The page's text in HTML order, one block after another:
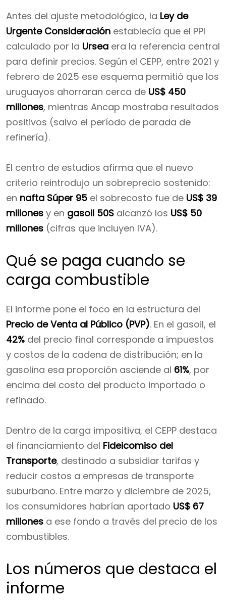
Antes del ajuste metodológico, la Ley de
Urgente Consideración establecía que el PPI
calculado por la Ursea era la referencia central
para definir precios. Según el CEPP, entre 2021 y
febrero de 2025 ese esquema permitió que los
uruguayos ahorraran cerca de US$ 450
millones, mientras Ancap mostraba resultados
positivos (salvo el período de parada de
refinería).
El centro de estudios afirma que el nuevo
criterio reintrodujo un sobreprecio sostenido:
en nafta Súper 95 el sobrecosto fue de US$ 39
millones y en gasoil 50S alcanzó los US$ 50
millones (cifras que incluyen IVA).
Qué se paga cuando se
carga combustible
El informe pone el foco en la estructura del
Precio de Venta al Público (PVP). En el gasoil, el
42% del precio final corresponde a impuestos
y costos de la cadena de distribución; en la
gasolina esa proporción asciende al 61%, por
encima del costo del producto importado o
refinado.
Dentro de la carga impositiva, el CEPP destaca
el financiamiento del Fideicomiso del
Transporte, destinado a subsidiar tarifas y
reducir costos a empresas de transporte
suburbano. Entre marzo y diciembre de 2025,
los consumidores habrían aportado US$ 67
millones a ese fondo a través del precio de los
combustibles.
Los números que destaca el
informe